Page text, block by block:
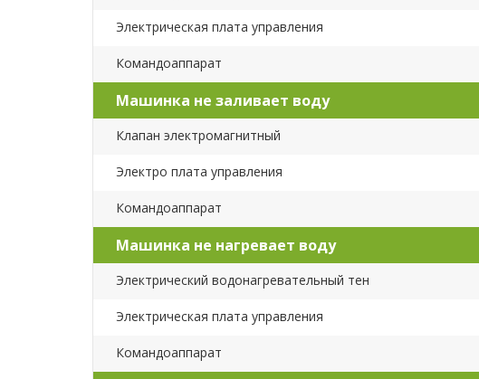
Электрическая плата управления
Командоаппарат
Машинка не заливает воду
Клапан электромагнитный
Электро плата управления
Командоаппарат
Машинка не нагревает воду
Электрический водонагревательный тен
Электрическая плата управления
Командоаппарат